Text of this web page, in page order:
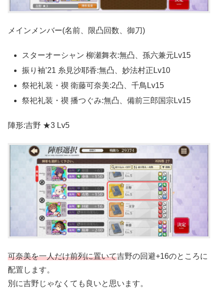
メインメンバー(名前、限凸回数、御刀)
スターオーシャン 柳瀬舞衣:無凸、孫六兼元Lv15
振り袖’21 糸見沙耶香:無凸、妙法村正Lv10
祭祀礼装・禊 衛藤可奈美:2凸、千鳥Lv15
祭祀礼装・禊 播つぐみ:無凸、備前三郎国宗Lv15
陣形:吉野 ★3 Lv5
可奈美を一人だけ前列に置いて吉野の回避+16のところに
配置します。
別に吉野じゃなくても良いと思います。